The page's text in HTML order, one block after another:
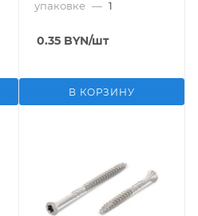
упаковке — 1
0.35 BYN/шт
В КОРЗИНУ